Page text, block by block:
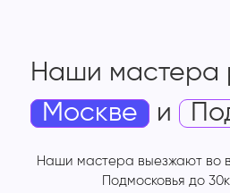
Наши мастера
Москве
и
Наши мастера выезжают во
Подмосковья до